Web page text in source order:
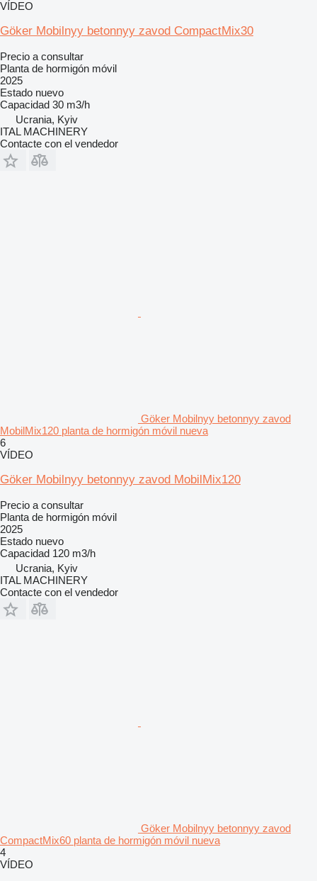
VÍDEO
Göker Mobilnyy betonnyy zavod CompactMix30
Precio a consultar
Planta de hormigón móvil
2025
Estado nuevo
Capacidad 30 m3/h
Ucrania, Kyiv
ITAL MACHINERY
Contacte con el vendedor
Göker Mobilnyy betonnyy zavod
MobilMix120 planta de hormigón móvil nueva
6
VÍDEO
Göker Mobilnyy betonnyy zavod MobilMix120
Precio a consultar
Planta de hormigón móvil
2025
Estado nuevo
Capacidad 120 m3/h
Ucrania, Kyiv
ITAL MACHINERY
Contacte con el vendedor
Göker Mobilnyy betonnyy zavod
CompactMix60 planta de hormigón móvil nueva
4
VÍDEO